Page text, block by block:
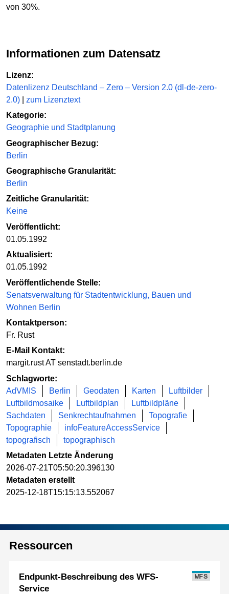
von 30%.
Informationen zum Datensatz
Lizenz:
Datenlizenz Deutschland – Zero – Version 2.0 (dl-de-zero-
2.0)
zum Lizenztext
Kategorie:
Geographie und Stadtplanung
Geographischer Bezug:
Berlin
Geographische Granularität:
Berlin
Zeitliche Granularität:
Keine
Veröffentlicht:
01.05.1992
Aktualisiert:
01.05.1992
Veröffentlichende Stelle:
Senatsverwaltung für Stadtentwicklung, Bauen und
Wohnen Berlin
Kontaktperson:
Fr. Rust
E-Mail Kontakt:
margit.rust AT senstadt.berlin.de
Schlagworte:
AdVMIS
Berlin Geodaten Karten
Luftbilder
Luftbildmosaike
Luftbildplan
Luftbildpläne
Sachdaten
Senkrechtaufnahmen
Topografie
Topographie
infoFeatureAccessService
topografisch
topographisch
Metadaten Letzte Änderung
2026-07-21T05:50:20.396130
Metadaten erstellt
2025-12-18T15:15:13.552067
Ressourcen
Endpunkt-Beschreibung des WFS-
Service
WFS